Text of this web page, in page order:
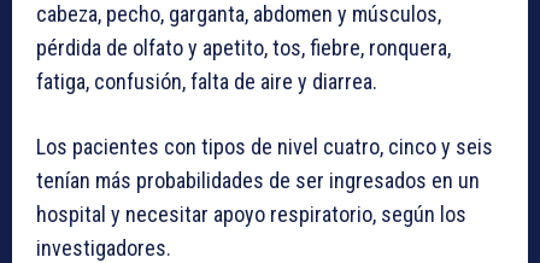
cabeza, pecho, garganta, abdomen y músculos,
pérdida de olfato y apetito, tos, fiebre, ronquera,
fatiga, confusión, falta de aire y diarrea.
Los pacientes con tipos de nivel cuatro, cinco y seis
tenían más probabilidades de ser ingresados en un
hospital y necesitar apoyo respiratorio, según los
investigadores.